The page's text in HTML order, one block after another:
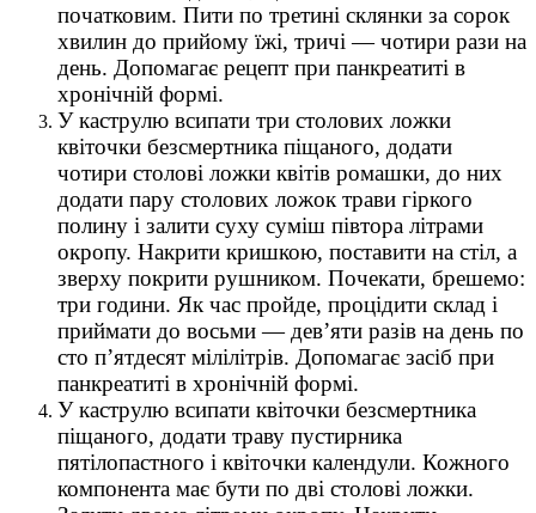
початковим. Пити по третині склянки за сорок
хвилин до прийому їжі, тричі — чотири рази на
день. Допомагає рецепт при панкреатиті в
хронічній формі.
У каструлю всипати три столових ложки
квіточки безсмертника піщаного, додати
чотири столові ложки квітів ромашки, до них
додати пару столових ложок трави гіркого
полину і залити суху суміш півтора літрами
окропу. Накрити кришкою, поставити на стіл, а
зверху покрити рушником. Почекати, брешемо:
три години. Як час пройде, процідити склад і
приймати до восьми — дев’яти разів на день по
сто п’ятдесят мілілітрів. Допомагає засіб при
панкреатиті в хронічній формі.
У каструлю всипати квіточки безсмертника
піщаного, додати траву пустирника
пятілопастного і квіточки календули. Кожного
компонента має бути по дві столові ложки.